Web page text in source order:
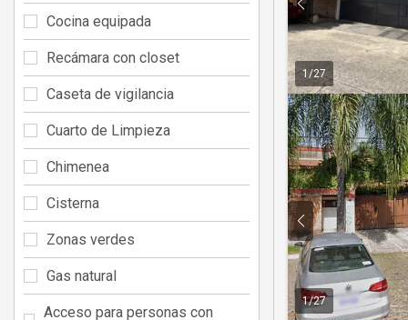
1 /27
1/27
Cocina equipada
Recámara con closet
Caseta de vigilancia
Cuarto de Limpieza
Chimenea
Cisterna
Zonas verdes
Gas natural
Acceso para personas con